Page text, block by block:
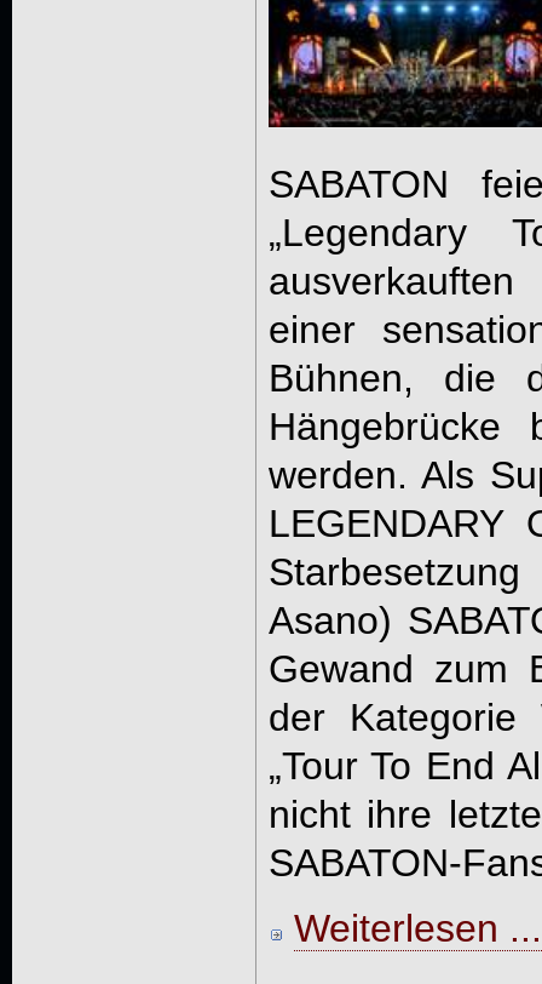
SABATON
„Legendary
einer
Bühnen, die
Hängebrücke
werden. Als
LEGENDARY
Asano)
Gewand zum
der Kategorie
„Tour To End
nicht ihre
SABATON-
Weiterlesen ...